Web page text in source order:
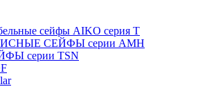
сейфы AIKO серия Т
СЕЙФЫ серии AMH
серии TSN